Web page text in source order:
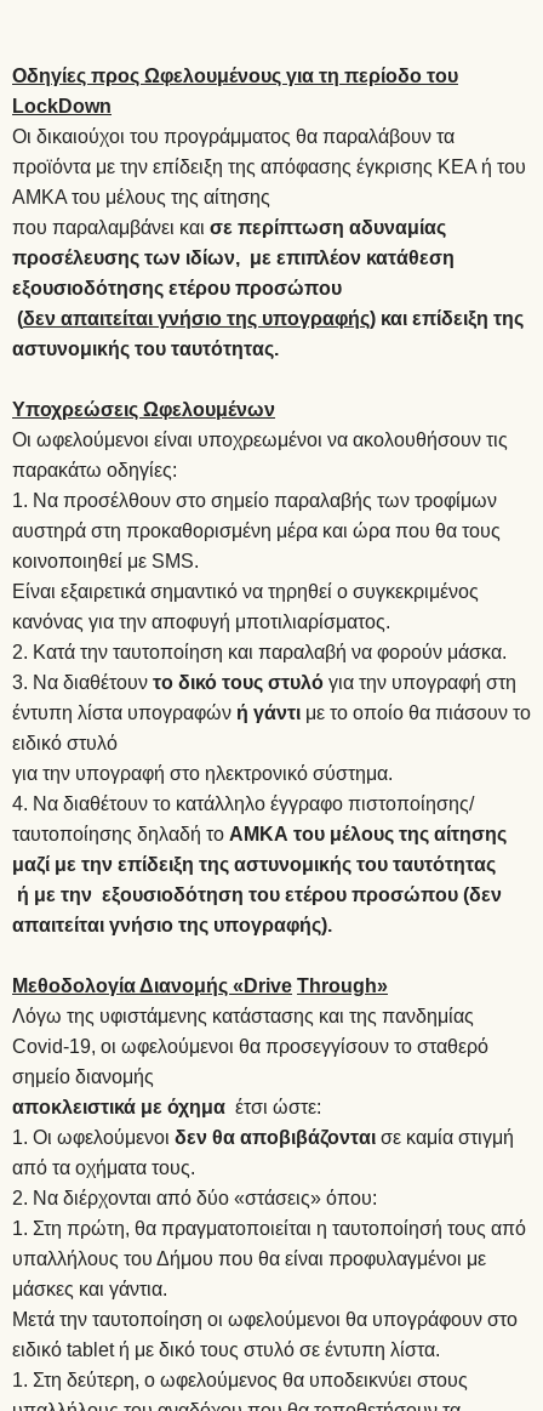
Οδηγίες προς Ωφελουμένους για τη περίοδο του
LockDown
Οι δικαιούχοι του προγράμματος θα παραλάβουν τα
προϊόντα με την επίδειξη της απόφασης έγκρισης ΚΕΑ ή του
ΑΜΚΑ του μέλους της αίτησης
που παραλαμβάνει και σε περίπτωση αδυναμίας
προσέλευσης των ιδίων, με επιπλέον κατάθεση
εξουσιοδότησης ετέρου προσώπου
(δεν απαιτείται γνήσιο της υπογραφής) και επίδειξη της
αστυνομικής του ταυτότητας.
Υποχρεώσεις Ωφελουμένων
Οι ωφελούμενοι είναι υποχρεωμένοι να ακολουθήσουν τις
παρακάτω οδηγίες:
Να προσέλθουν στο σημείο παραλαβής των τροφίμων
αυστηρά στη προκαθορισμένη μέρα και ώρα που θα τους
κοινοποιηθεί με SMS.
Είναι εξαιρετικά σημαντικό να τηρηθεί ο συγκεκριμένος
κανόνας για την αποφυγή μποτιλιαρίσματος.
Κατά την ταυτοποίηση και παραλαβή να φορούν μάσκα.
Να διαθέτουντο δικό τους στυλόγια την υπογραφή στη
έντυπη λίστα υπογραφών ή γάντι με το οποίο θα πιάσουν το
ειδικό στυλό
για την υπογραφή στο ηλεκτρονικό σύστημα.
Να διαθέτουν το κατάλληλο έγγραφο πιστοποίησης/
ταυτοποίησης δηλαδή τοΑΜΚΑ του μέλους της αίτησης
μαζί με την επίδειξη της αστυνομικής του ταυτότητας
ή με την εξουσιοδότηση του ετέρου προσώπου (δεν
απαιτείται γνήσιο της υπογραφής).
Μεθοδολογία Διανομής «DriveThrough»
Λόγω της υφιστάμενης κατάστασης και της πανδημίας
Covid-19, οι ωφελούμενοι θα προσεγγίσουν το σταθερό
σημείο διανομής
αποκλειστικά με όχημα έτσι ώστε:
Οι ωφελούμενοι δεν θα αποβιβάζονταισε καμία στιγμή
από τα οχήματα τους.
Να διέρχονται από δύο «στάσεις» όπου:
Στη πρώτη, θα πραγματοποιείται η ταυτοποίησή τους από
υπαλλήλους του Δήμου που θα είναι προφυλαγμένοι με
μάσκες και γάντια.
Μετά την ταυτοποίηση οι ωφελούμενοι θα υπογράφουν στο
ειδικό tablet ή με δικό τους στυλό σε έντυπη λίστα.
Στη δεύτερη, ο ωφελούμενος θα υποδεικνύει στους